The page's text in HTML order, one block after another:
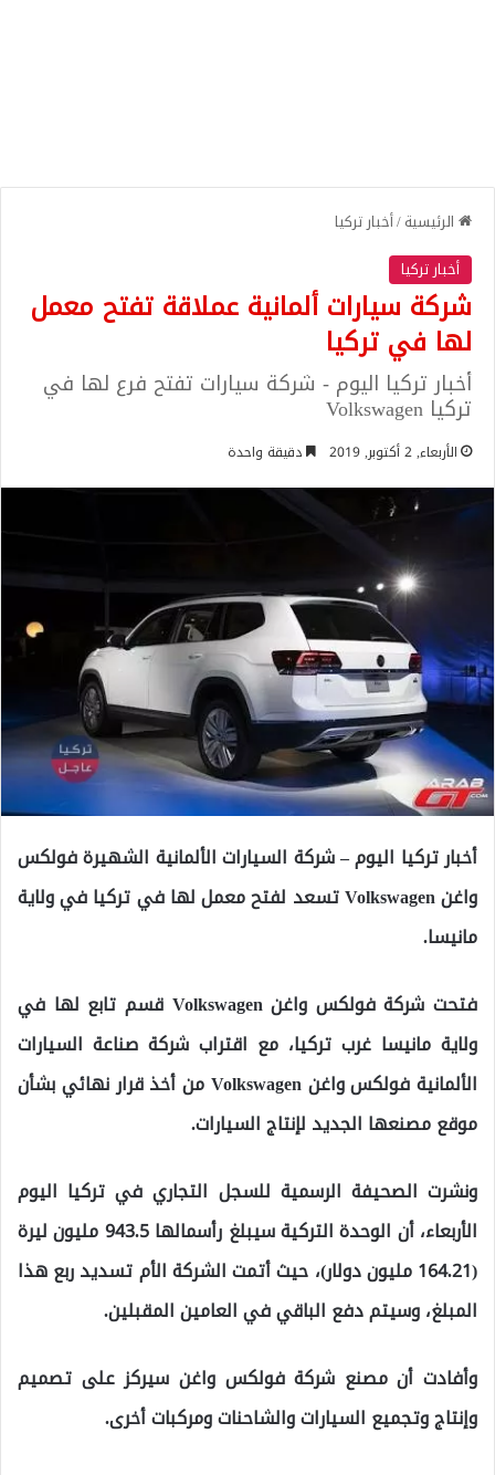
الرئيسية/أخبار تركيا
أخبار تركيا
شركة سيارات ألمانية عملاقة تفتح معمل
لها في تركيا
أخبار تركيا اليوم - شركة سيارات تفتح فرع لها في
تركيا Volkswagen
الأربعاء, 2 أكتوبر, 2019 دقيقة واحدة
أخبار تركيا اليوم – شركة السيارات الألمانية الشهيرة فولكس
واغن Volkswagen تسعد لفتح معمل لها في تركيا في ولاية
مانيسا.
فتحت شركة فولكس واغن Volkswagen قسم تابع لها في
ولاية مانيسا غرب تركيا، مع اقتراب شركة صناعة السيارات
الألمانية فولكس واغن Volkswagen من أخذ قرار نهائي بشأن
موقع مصنعها الجديد لإنتاج السيارات.
ونشرت الصحيفة الرسمية للسجل التجاري في تركيا اليوم
الأربعاء، أن الوحدة التركية سيبلغ رأسمالها 943.5 مليون ليرة
(164.21 مليون دولار)، حيث أتمت الشركة الأم تسديد ربع هذا
المبلغ، وسيتم دفع الباقي في العامين المقبلين.
وأفادت أن مصنع شركة فولكس واغن سيركز على تصميم
وإنتاج وتجميع السيارات والشاحنات ومركبات أخرى.